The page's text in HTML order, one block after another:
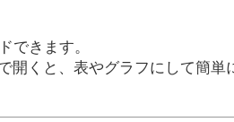
できます。
開くと、表やグラフにして簡単